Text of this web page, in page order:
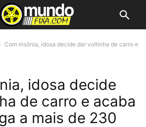
Com insônia, idosa decide dar voltinha de carro e
idosa decide
de carro e acaba
a mais de 230